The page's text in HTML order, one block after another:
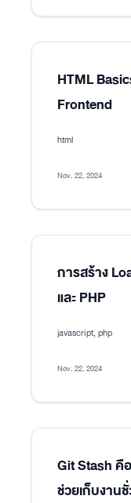
HTML
Frontend
html
Nov. 22, 2024
การสร้าง
และ PHP
javascript, php
Nov. 22, 2024
Git Stash คื
ช่วยเก็บงาน